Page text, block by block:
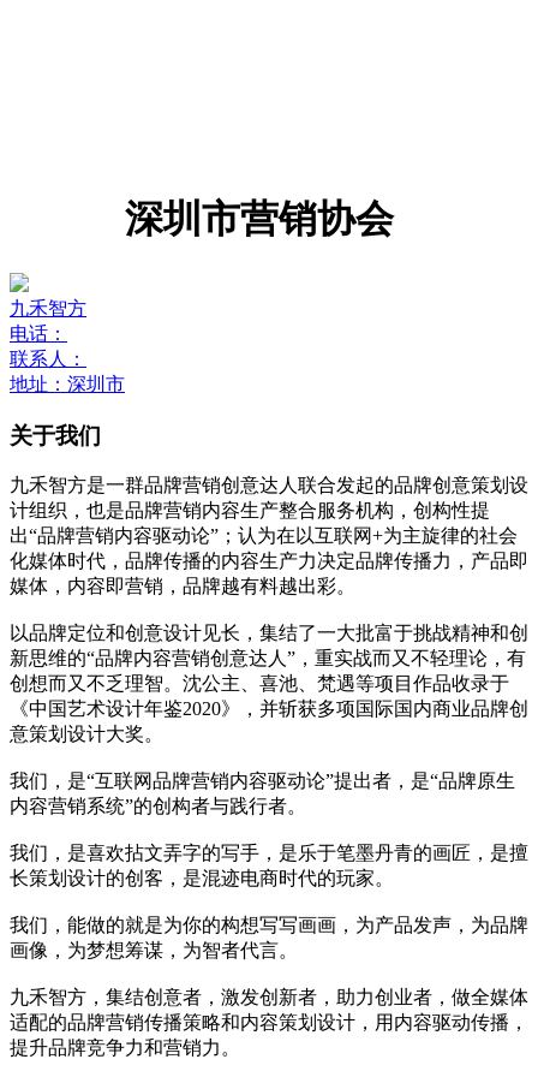
深圳市营销协会
九禾智方
电话：
联系人：
地址：深圳市
关于我们
九禾智方是一群品牌营销创意达人联合发起的品牌创意策划设
计组织，也是品牌营销内容生产整合服务机构，创构性提
出“品牌营销内容驱动论”；认为在以互联网+为主旋律的社会
化媒体时代，品牌传播的内容生产力决定品牌传播力，产品即
媒体，内容即营销，品牌越有料越出彩。
以品牌定位和创意设计见长，集结了一大批富于挑战精神和创
新思维的“品牌内容营销创意达人”，重实战而又不轻理论，有
创想而又不乏理智。沈公主、喜池、梵遇等项目作品收录于
《中国艺术设计年鉴2020》，并斩获多项国际国内商业品牌创
意策划设计大奖。
我们，是“互联网品牌营销内容驱动论”提出者，是“品牌原生
内容营销系统”的创构者与践行者。​
我们，是喜欢拈文弄字的写手，是乐于笔墨丹青的画匠，是擅
长策划设计的创客，是混迹电商时代的玩家。
我们，能做的就是为你的构想写写画画，为产品发声，为品牌
画像，为梦想筹谋，为智者代言。
九禾智方，集结创意者，激发创新者，助力创业者，做全媒体
适配的品牌营销传播策略和内容策划设计，用内容驱动传播，
提升品牌竞争力和营销力。